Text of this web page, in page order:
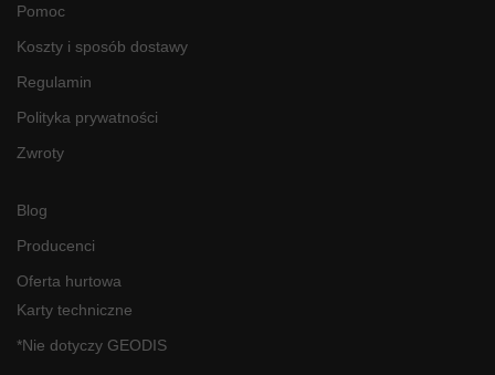
Pomoc
Koszty i sposób dostawy
Regulamin
Polityka prywatności
Zwroty
Blog
Producenci
Oferta hurtowa
Karty techniczne
*Nie dotyczy GEODIS